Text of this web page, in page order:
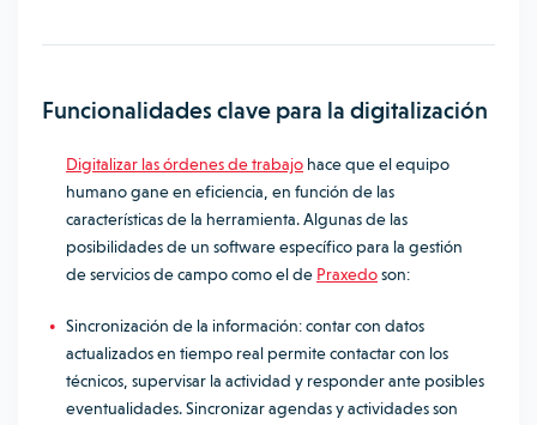
Funcionalidades clave para la digitalización
Digitalizar las órdenes de trabajo hace que el equipo
humano gane en eficiencia, en función de las
características de la herramienta. Algunas de las
posibilidades de un software específico para la gestión
de servicios de campo como el de Praxedoson:
Sincronización de la información: contar con datos
actualizados en tiempo real permite contactar con los
técnicos, supervisar la actividad y responder ante posibles
eventualidades. Sincronizar agendas y actividades son